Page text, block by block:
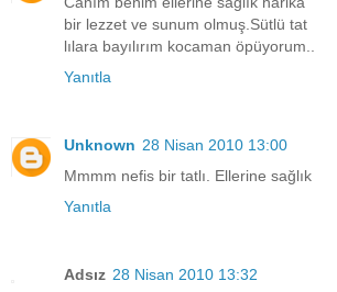
bir lezzet ve sunum olmuş.Sütlü tat
lılara bayılırım kocaman öpüyorum..
Yanıtla
Unknown 28 Nisan 2010 13:00
Mmmm nefis bir tatlı. Ellerine sağlık
Yanıtla
Adsız 28 Nisan 2010 13:32